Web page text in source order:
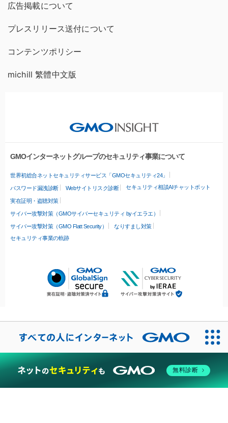
広告掲載について
プレスリリース送付について
コンテンツポリシー
michill 繁體中文版
GMOインターネットグループのセキュリティ事業について
世界初総合ネットセキュリティサービス「GMOセキュリティ24」
パスワード漏洩診断 Webサイトリスク診断 セキュリティ相談AIチャットボット
実在証明・盗聴対策
サイバー攻撃対策（GMOサイバーセキュリティ byイエラエ）
サイバー攻撃対策（GMO Flatt Security）
なりすまし対策
セキュリティ事業の軌跡
無料診断